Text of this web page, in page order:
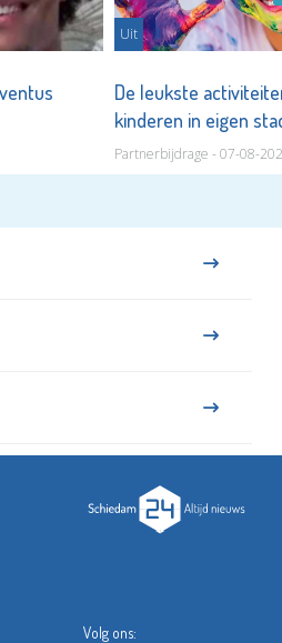
Uit
De leukste
kinderen in eigen
Partnerbijdrage - 07-08-
Volg ons: